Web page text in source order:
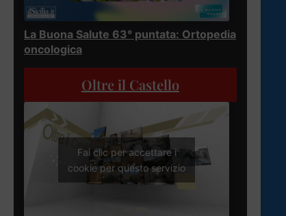
La Buona Salute 63° puntata: Ortopedia
oncologica
Oltre il Castello
Fai clic per accettare i
cookie per questo servizio